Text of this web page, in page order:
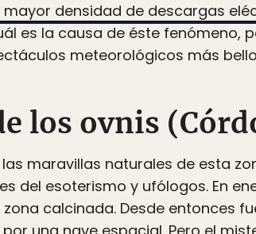
mayor densidad de descargas
es la causa de éste fenómeno,
meteorológicos más
los ovnis
maravillas naturales de esta
del esoterismo y ufólogos. En
calcinada. Desde entonces